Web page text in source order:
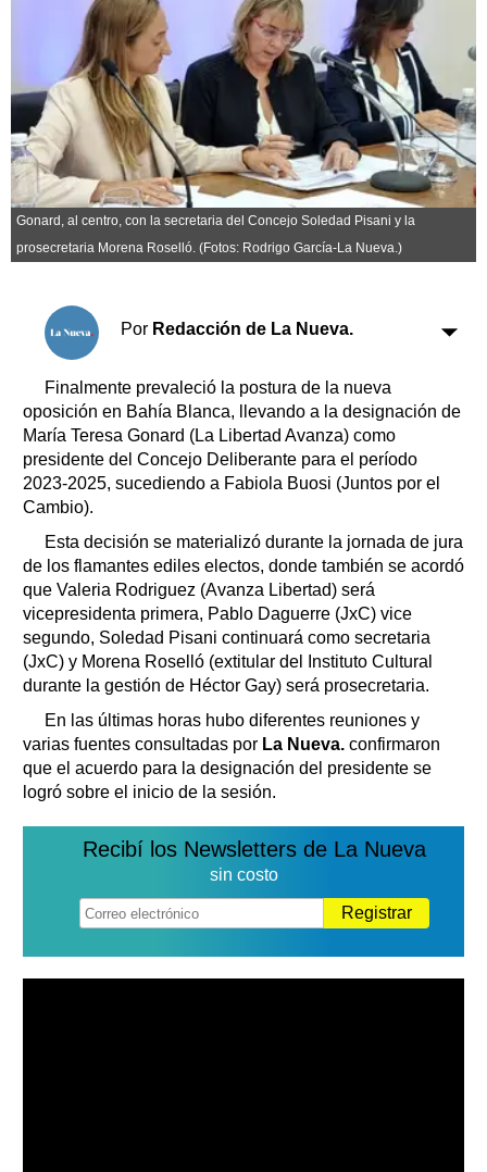
Tecnología
Turismo
Salud
Es viral
El tiempo
Cartón Lleno
Fúnebres
Clasificados
Horóscopo
Servicios
Farmacias
Loterías
Datos Útiles
Fúnebres
Edictos
Gonard, al centro, con la secretaria del Concejo Soledad Pisani y la
prosecretaria Morena Roselló. (Fotos: Rodrigo García-La Nueva.)
Por Redacción de La Nueva.
Finalmente prevaleció la postura de la nueva
oposición en Bahía Blanca, llevando a la designación de
María Teresa Gonard (La Libertad Avanza) como
presidente del Concejo Deliberante para el período
2023-2025, sucediendo a Fabiola Buosi (Juntos por el
Cambio).
Esta decisión se materializó durante la jornada de jura
de los flamantes ediles electos, donde también se acordó
que Valeria Rodriguez (Avanza Libertad) será
vicepresidenta primera, Pablo Daguerre (JxC) vice
segundo, Soledad Pisani continuará como secretaria
(JxC) y Morena Roselló (extitular del Instituto Cultural
durante la gestión de Héctor Gay) será prosecretaria.
En las últimas horas hubo diferentes reuniones y
varias fuentes consultadas por La Nueva. confirmaron
que el acuerdo para la designación del presidente se
logró sobre el inicio de la sesión.
Recibí los Newsletters de La Nueva
sin costo
Registrar